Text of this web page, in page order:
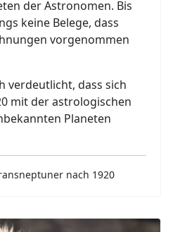
der Astronomen. Bis
keine Belege, dass
vorgenommen
verdeutlicht, dass sich
mit der astrologischen
Planeten
nach 1920